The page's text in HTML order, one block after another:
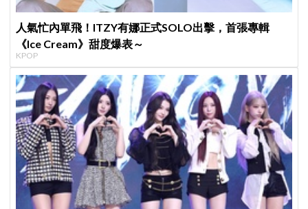
人氣忙內單飛！ITZY有娜正式SOLO出擊，首張專輯
《Ice Cream》甜度爆表～
KPOP